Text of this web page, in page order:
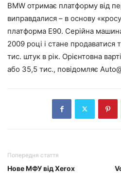
BMW отримає платформу від
виправдалися – в основу
платформа E90. Серійна
2009 році і стане
тис. штук в рік. Орієнтовна
або 35,5 тис., повідомляє
Попередня стаття
Нове МФУ від Xerox